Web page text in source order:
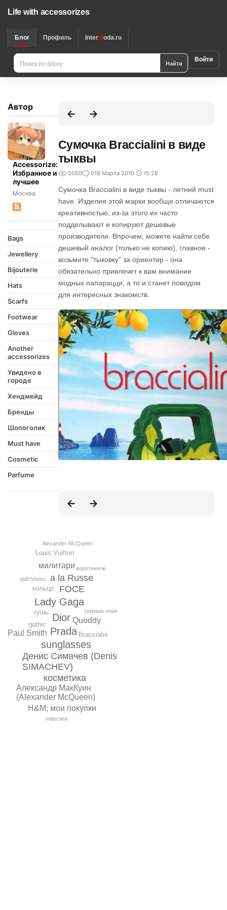
Life with accessorizes
Блог Профиль InterModa.ru
Найти Войти
Автор
Accessorize:
Избранное и
лучшее
Москва
Bags
Jewellery
Bijouterie
Hats
Scarfs
Footwear
Gloves
Another
accessorizes
Увидено в
городе
Хендмейд
Бренды
Шопоголик
Must have
Cosmetic
Parfume
Prada
sunglasses
Dior
Lady Gaga
Денис Симачев (Denis
SIMACHEV)
косметика
FOCE
a la Russe
Quoddy
Александр МакКуин
(Alexander McQueen)
милитари
H&M; мои покупки
Paul Smith
gothic
кольцо
тушь
Louis Vuitton
Braccialni
темные очки
daft*shoes
воротничок
Alexander McQueen
mascara
Сумочка Braccialini в виде
тыквы
5060 018 Марта 2010 15:28
Сумочка Braccialini в виде тыквы - летний must
have. Изделия этой марки вообще отличаются
креативностью, из-за этого их часто
подделывают и копируют дешевые
производители. Впрочем, можете найти себе
дешевый аналог (только не копию), главное -
возьмите "тыковку" за ориентир - она
обязательно привлечет к вам внимание
модных папарацци, а то и станет поводом
для интересных знакомств.